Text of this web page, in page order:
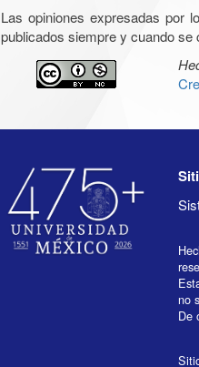
Las opiniones expresadas por
publicados siempre y cuando
no
De